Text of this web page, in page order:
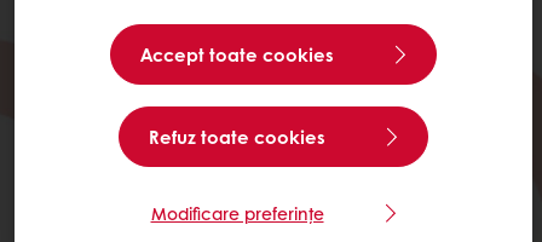
Accept toate cookies
Refuz toate cookies
Modificare preferințe